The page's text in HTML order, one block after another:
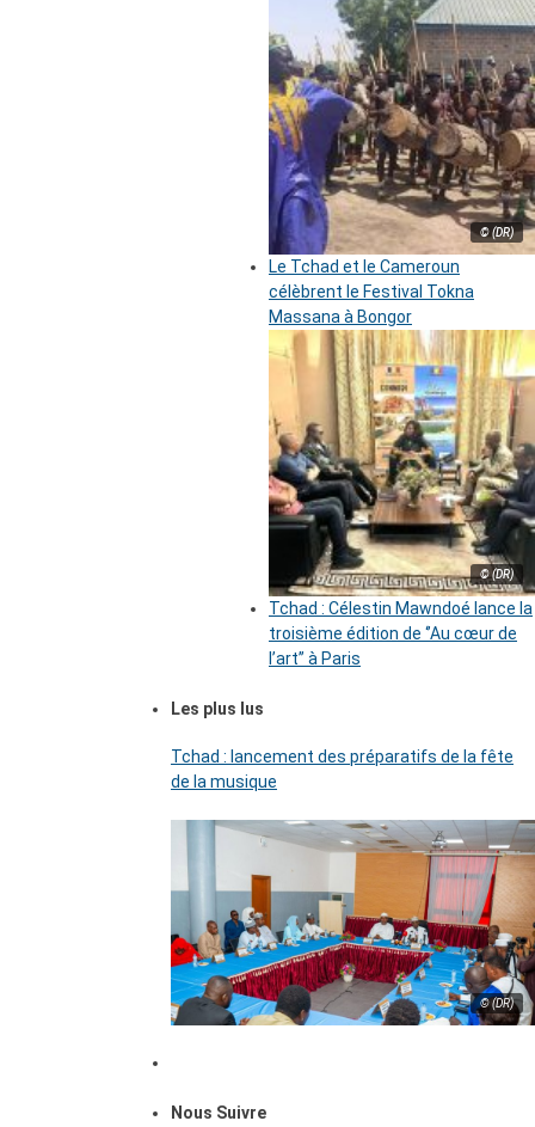
© (DR)
Le Tchad et le Cameroun
célèbrent le Festival Tokna
Massana à Bongor
© (DR)
Tchad : Célestin Mawndoé lance la
troisième édition de ‘’Au cœur de
l’art’’ à Paris
Les plus lus
Tchad : lancement des préparatifs de la fête
de la musique
© (DR)
Nous Suivre